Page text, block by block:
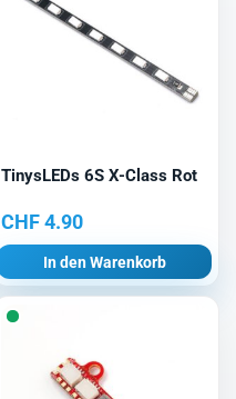
TinysLEDs 6S X-Class Rot
CHF4.90
In den Warenkorb